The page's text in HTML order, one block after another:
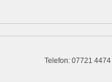
Telefon: 07721 4474